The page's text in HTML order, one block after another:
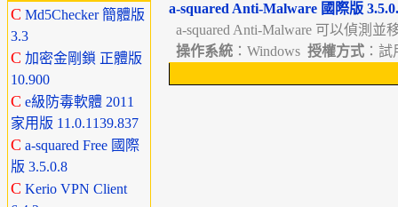
C Md5Checker 簡體版
3.3
C 加密金剛鎖 正體版
10.900
C e級防毒軟體 2011
家用版 11.0.1139.837
C a-squared Free 國際
版 3.5.0.8
C Kerio VPN Client
a-squared Anti-Malware 國際版
a-squared Anti-Malware 可以偵測
操作系統 ：Windows 授權方式 ：